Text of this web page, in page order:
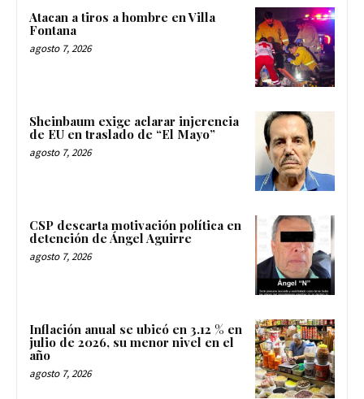
Atacan a tiros a hombre en Villa
Fontana
agosto 7, 2026
Sheinbaum exige aclarar injerencia
de EU en traslado de “El Mayo”
agosto 7, 2026
CSP descarta motivación política en
detención de Ángel Aguirre
agosto 7, 2026
Inflación anual se ubicó en 3.12 % en
julio de 2026, su menor nivel en el
año
agosto 7, 2026